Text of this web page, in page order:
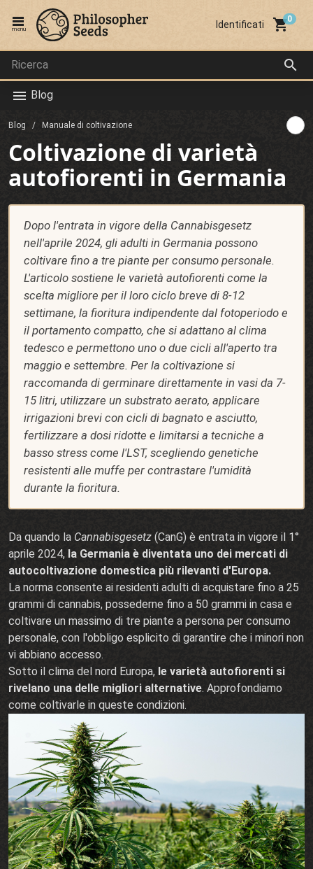
search
Blog
menu Identificati local_grocery_store
Blog Manuale di coltivazione
Coltivazione di varietà
autofiorenti in Germania
Dopo l'entrata in vigore della Cannabisgesetz
nell'aprile 2024, gli adulti in Germania possono
coltivare fino a tre piante per consumo personale.
L'articolo sostiene le varietà autofiorenti come la
scelta migliore per il loro ciclo breve di 8-12
settimane, la fioritura indipendente dal fotoperiodo e
il portamento compatto, che si adattano al clima
tedesco e permettono uno o due cicli all'aperto tra
maggio e settembre. Per la coltivazione si
raccomanda di germinare direttamente in vasi da 7-
15 litri, utilizzare un substrato aerato, applicare
irrigazioni brevi con cicli di bagnato e asciutto,
fertilizzare a dosi ridotte e limitarsi a tecniche a
basso stress come l'LST, scegliendo genetiche
resistenti alle muffe per contrastare l'umidità
durante la fioritura.
Da quando la Cannabisgesetz (CanG) è entrata in vigore il 1°
aprile 2024, la Germania è diventata uno dei mercati di
autocoltivazione domestica più rilevanti d'Europa.
La norma consente ai residenti adulti di acquistare fino a 25
grammi di cannabis, possederne fino a 50 grammi in casa e
coltivare un massimo di tre piante a persona per consumo
personale, con l'obbligo esplicito di garantire che i minori non
vi abbiano accesso.
Sotto il clima del nord Europa, le varietà autofiorenti si
rivelano una delle migliori alternative. Approfondiamo
come coltivarle in queste condizioni.